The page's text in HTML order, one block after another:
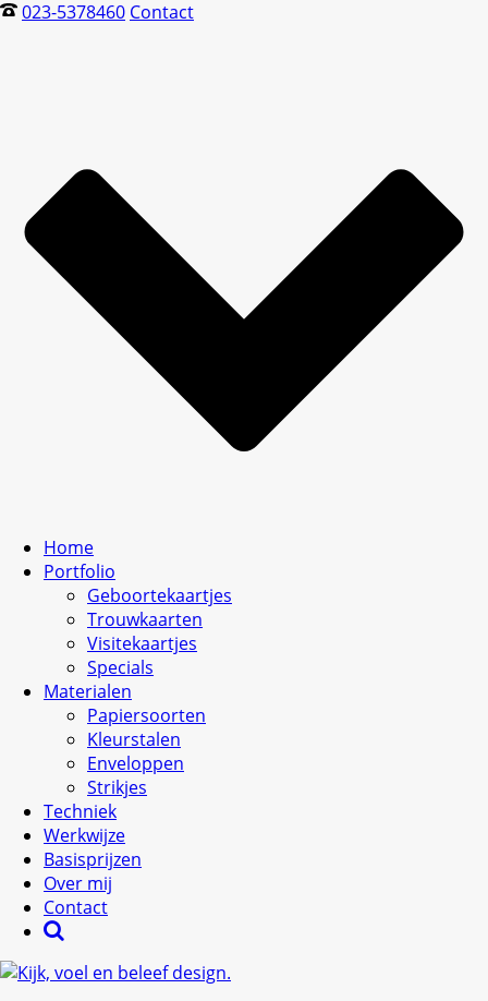
023-5378460 Contact
Home
Portfolio
Geboortekaartjes
Trouwkaarten
Visitekaartjes
Specials
Materialen
Papiersoorten
Kleurstalen
Enveloppen
Strikjes
Techniek
Werkwijze
Basisprijzen
Over mij
Contact